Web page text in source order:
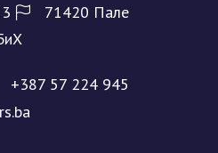
71420 Палe
+387 57 224 945